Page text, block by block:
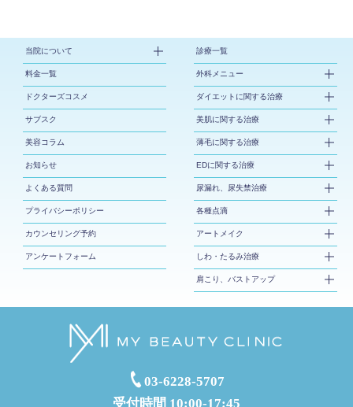
当院について
料金一覧
ドクターズコスメ
サブスク
美容コラム
お知らせ
よくある質問
プライバシーポリシー
カウンセリング予約
アンケートフォーム
診療一覧
外科メニュー
ダイエットに関する治療
美肌に関する治療
薄毛に関する治療
EDに関する治療
尿漏れ、尿失禁治療
各種点滴
アートメイク
しわ・たるみ治療
肩こり、バストアップ
03-6228-5707
受付時間 10:00-17:45